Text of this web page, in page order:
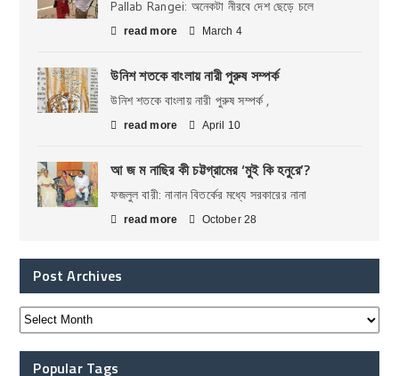
Pallab Rangei: অনেকটা নীরবে দেশ ছেড়ে চলে
read more March 4
উনিশ শতকে বাংলায় নারী পুরুষ সম্পর্ক
উনিশ শতকে বাংলায় নারী পুরুষ সম্পর্ক ,
read more April 10
আ জ ম নাছির কী চট্টগ্রামের ‘মুই কি হনুরে’?
ফজলুল বারী: নানান বিতর্কের মধ্যে সরকারের নানা
read more October 28
Post Archives
Popular Tags